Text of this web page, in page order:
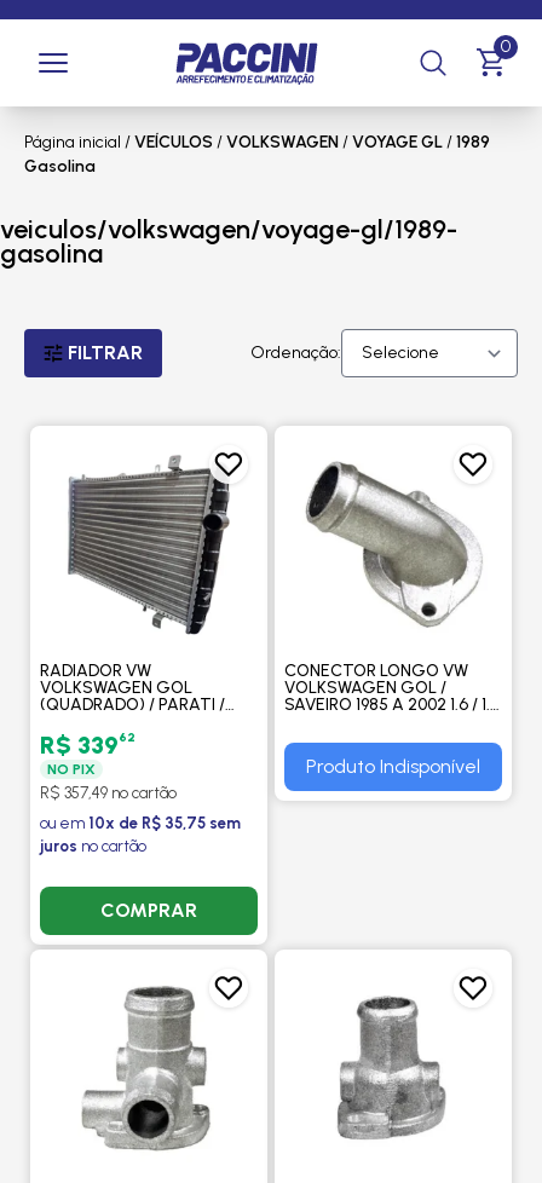
0
Página inicial /VEÍCULOS /VOLKSWAGEN/VOYAGE GL/1989
Gasolina
veiculos/volkswagen/voyage-gl/1989-
gasolina
FILTRAR Ordenação:
RADIADOR VW
VOLKSWAGEN GOL
(QUADRADO) / PARATI /
VOYAGE 1.0 / 1.6 / 1.8 / 2.0
1987 A 1995 SEM AR -
PROCOOLER
R$ 33962
NO PIX
R$ 357,49 no cartão
ou em 10x de R$ 35,75 sem
juros no cartão
COMPRAR
CONECTOR LONGO VW
VOLKSWAGEN GOL /
SAVEIRO 1985 A 2002 1.6 / 1.8
VALCLEI
Produto Indisponível